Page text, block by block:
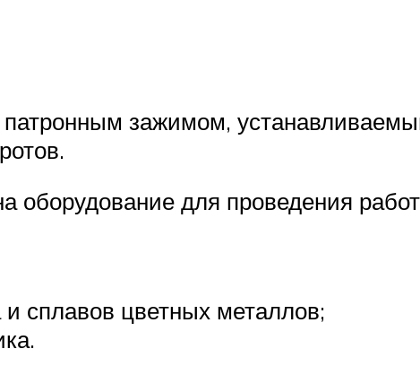
зажимом,
оборудование для проведения
сплавов цветных металлов;